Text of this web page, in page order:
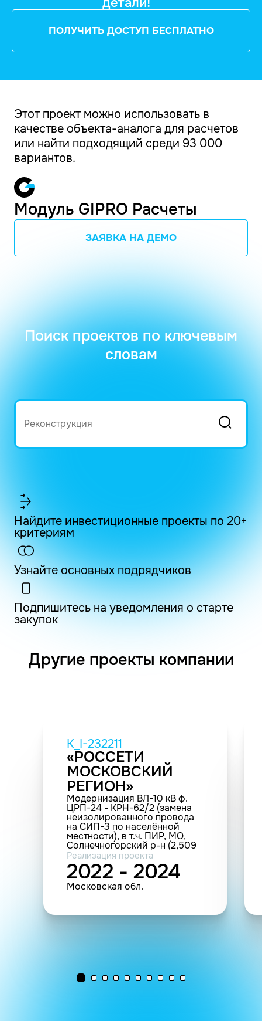
ПОЛУЧИТЬ ДОСТУП БЕСПЛАТНО
Этот проект можно использовать в
качестве объекта-аналога для расчетов
или найти подходящий среди 93 000
вариантов.
Модуль GIPRO Расчеты
ЗАЯВКА НА ДЕМО
Поиск проектов по ключевым
словам
Найдите инвестиционные проекты по 20+
критериям
Узнайте основных подрядчиков
Подпишитесь на уведомления о старте
закупок
Другие проекты компании
K_I-232211
«РОССЕТИ
МОСКОВСКИЙ
РЕГИОН»
Модернизация ВЛ-10 кВ ф.
ЦРП-24 - КРН-62/2 (замена
неизолированного провода
на СИП-3 по населённой
местности), в т.ч. ПИР, МО,
Солнечногорский р-н (2,509
км; 7 шт.(прочие))
Реализация проекта
2022 - 2024
Московская обл.